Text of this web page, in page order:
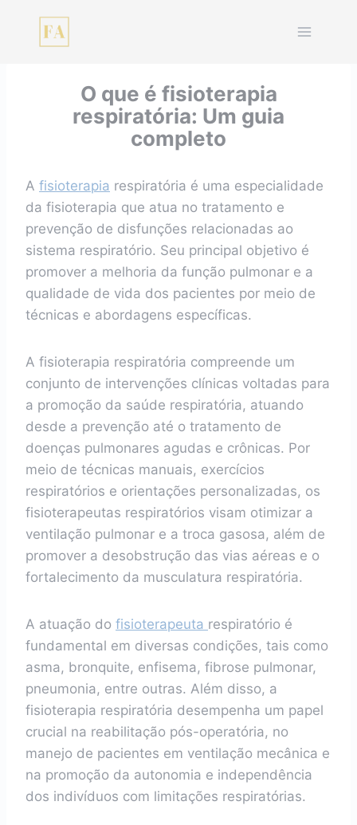
O que é fisioterapia
respiratória: Um guia
completo
A fisioterapia respiratória é uma especialidade
da fisioterapia que atua no tratamento e
prevenção de disfunções relacionadas ao
sistema respiratório. Seu principal objetivo é
promover a melhoria da função pulmonar e a
qualidade de vida dos pacientes por meio de
técnicas e abordagens específicas.
A fisioterapia respiratória compreende um
conjunto de intervenções clínicas voltadas para
a promoção da saúde respiratória, atuando
desde a prevenção até o tratamento de
doenças pulmonares agudas e crônicas. Por
meio de técnicas manuais, exercícios
respiratórios e orientações personalizadas, os
fisioterapeutas respiratórios visam otimizar a
ventilação pulmonar e a troca gasosa, além de
promover a desobstrução das vias aéreas e o
fortalecimento da musculatura respiratória.
A atuação do fisioterapeuta respiratório é
fundamental em diversas condições, tais como
asma, bronquite, enfisema, fibrose pulmonar,
pneumonia, entre outras. Além disso, a
fisioterapia respiratória desempenha um papel
crucial na reabilitação pós-operatória, no
manejo de pacientes em ventilação mecânica e
na promoção da autonomia e independência
dos indivíduos com limitações respiratórias.